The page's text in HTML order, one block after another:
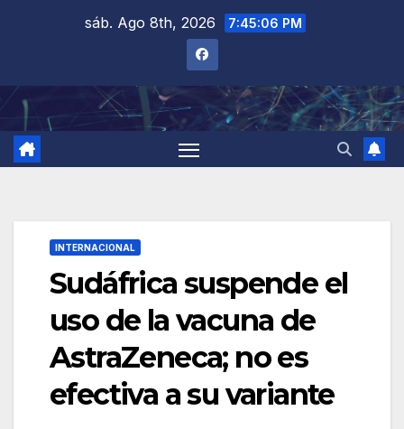
sáb. Ago 8th, 2026 7:45:07 PM
INTERNACIONAL
Sudáfrica suspende el
uso de la vacuna de
AstraZeneca; no es
efectiva a su variante